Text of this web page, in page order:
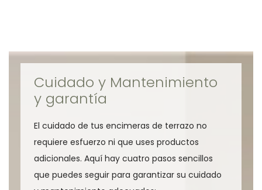
Cuidado y Mantenimiento
y garantía
El cuidado de tus encimeras de terrazo no
requiere esfuerzo ni que uses productos
adicionales. Aquí hay cuatro pasos sencillos
que puedes seguir para garantizar su cuidado